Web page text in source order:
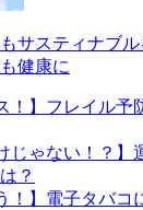
サスティナブ
健康に
！】フレイル予
じゃない！？
？
！】電子タバコ